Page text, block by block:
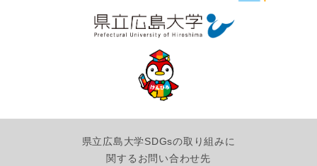
県立広島大学SDGsの取り組みに
関するお問い合わせ先